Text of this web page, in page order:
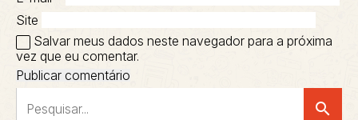
Site
Salvar meus dados neste navegador para a próxima
vez que eu comentar.
search